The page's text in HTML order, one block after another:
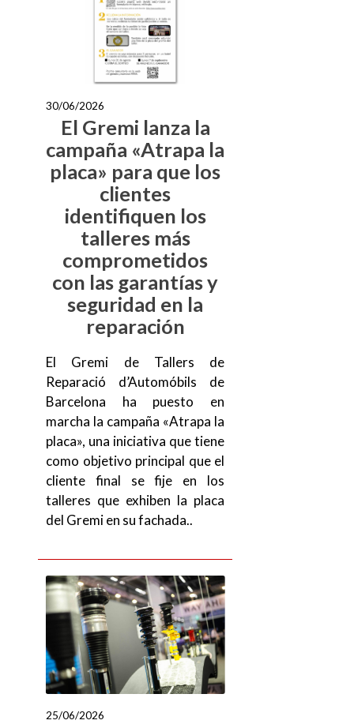
30/06/2026
El Gremi lanza la
campaña «Atrapa la
placa» para que los
clientes
identifiquen los
talleres más
comprometidos
con las garantías y
seguridad en la
reparación
El Gremi de Tallers de
Reparació d’Automóbils de
Barcelona ha puesto en
marcha la campaña «Atrapa la
placa», una iniciativa que tiene
como objetivo principal que el
cliente final se fije en los
talleres que exhiben la placa
del Gremi en su fachada..
25/06/2026